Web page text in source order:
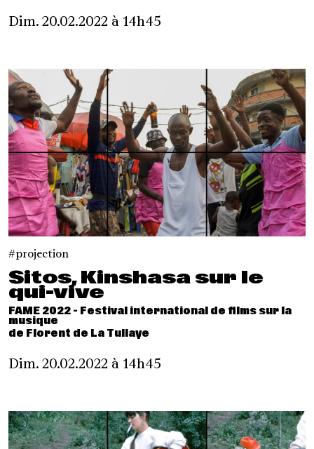
Dim. 20.02.2022 à 14h45
projection
Sitos, Kinshasa sur le
qui-vive
FAME 2022 - Festival international de films sur la
musique
de Florent de La Tullaye
Dim. 20.02.2022 à 14h45